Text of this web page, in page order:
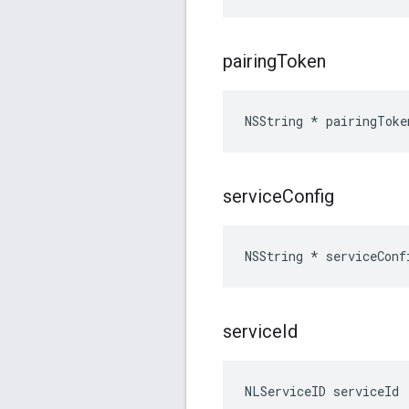
pairingToken
NSString *
serviceConfig
NSString *
serviceId
NLServiceID serviceId